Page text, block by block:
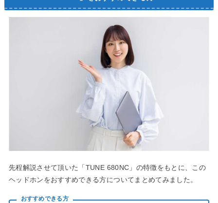
先程解説させて頂いた「TUNE 680NC」の特徴をもとに、この
ヘッドホンをおすすめできる方についてまとめてみました。
おすすめできる方